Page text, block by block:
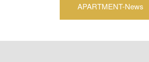
APARTMENT-News